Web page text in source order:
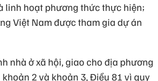
linh hoạt phương thức thực hiện;
Việt Nam được tham gia dự án
nhà ở xã hội, giao cho địa phương
2 và khoản 3, Điều 81 vì quy